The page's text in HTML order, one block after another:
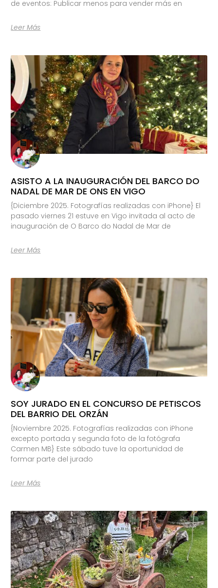
de eventos: Publicar menos para vender más en
Leer Más
ASISTO A LA INAUGURACIÓN DEL BARCO DO
NADAL DE MAR DE ONS EN VIGO
{Diciembre 2025. Fotografías realizadas con iPhone} El
pasado viernes 21 estuve en Vigo invitada al acto de
inauguración de O Barco do Nadal de Mar de
Leer Más
SOY JURADO EN EL CONCURSO DE PETISCOS
DEL BARRIO DEL ORZÁN
{Noviembre 2025. Fotografías realizadas con iPhone
excepto portada y segunda foto de la fotógrafa
Carmen MB} Este sábado tuve la oportunidad de
formar parte del jurado
Leer Más